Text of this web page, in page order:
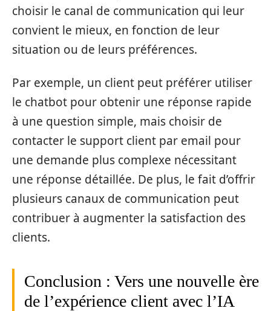
choisir le canal de communication qui leur
convient le mieux, en fonction de leur
situation ou de leurs préférences.
Par exemple, un client peut préférer utiliser
le chatbot pour obtenir une réponse rapide
à une question simple, mais choisir de
contacter le support client par email pour
une demande plus complexe nécessitant
une réponse détaillée. De plus, le fait d’offrir
plusieurs canaux de communication peut
contribuer à augmenter la satisfaction des
clients.
Conclusion : Vers une nouvelle ère
de l’expérience client avec l’IA